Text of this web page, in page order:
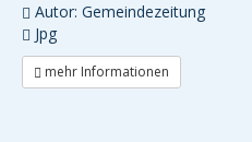
Autor: Gemeindezeitung
Jpg
mehr Informationen